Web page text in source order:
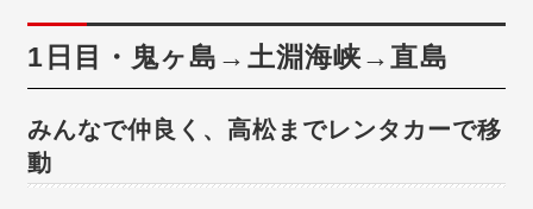
1日目・鬼ヶ島→土淵海峡→直島
みんなで仲良く、高松までレンタカーで移
動